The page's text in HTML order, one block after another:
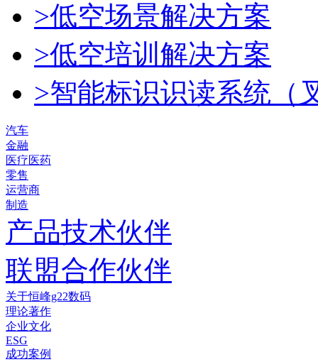
>低空场景解决方案
>低空培训解决方案
>智能标识识读系统（
汽车
金融
医疗医药
零售
运营商
制造
产品技术伙伴
联盟合作伙伴
关于恒峰g22数码
理论著作
企业文化
ESG
成功案例